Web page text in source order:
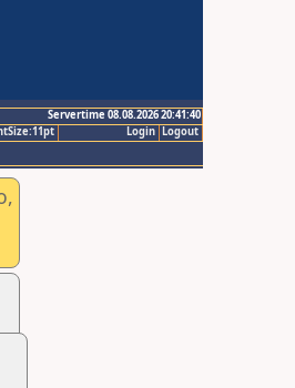
Servertime 08.08.2026 20:41:40
Logout
Login